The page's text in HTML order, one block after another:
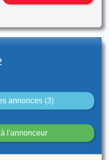
annonces (3)
l'annonceur